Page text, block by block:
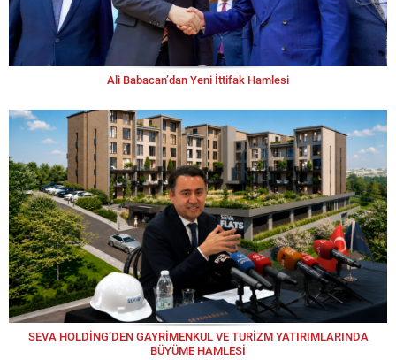
Ali Babacan’dan Yeni İttifak Hamlesi
SEVA HOLDİNG’DEN GAYRİMENKUL VE TURİZM YATIRIMLARINDA
BÜYÜME HAMLESİ